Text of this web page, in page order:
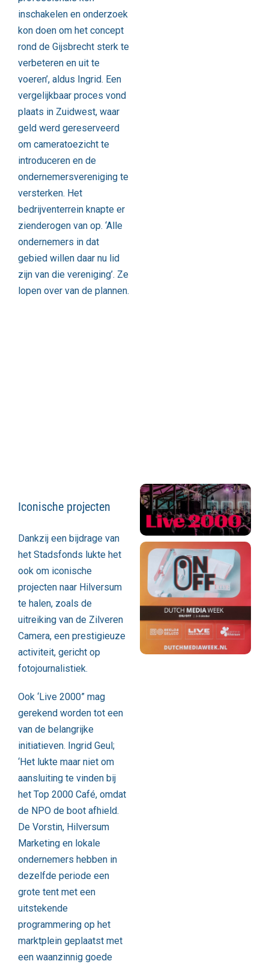
inschakelen en onderzoek
kon doen om het concept
rond de Gijsbrecht sterk te
verbeteren en uit te
voeren’, aldus Ingrid. Een
vergelijkbaar proces vond
plaats in Zuidwest, waar
geld werd gereserveerd
om cameratoezicht te
introduceren en de
ondernemersvereniging te
versterken. Het
bedrijventerrein knapte er
zienderogen van op. ‘Alle
ondernemers in dat
gebied willen daar nu lid
zijn van die vereniging’. Ze
lopen over van de plannen.
Iconische projecten
Dankzij een bijdrage van
het Stadsfonds lukte het
ook om iconische
projecten naar Hilversum
te halen, zoals de
uitreiking van de Zilveren
Camera, een prestigieuze
activiteit, gericht op
fotojournalistiek.
Ook ‘Live 2000” mag
gerekend worden tot een
van de belangrijke
initiatieven. Ingrid Geul;
‘Het lukte maar niet om
aansluiting te vinden bij
het Top 2000 Café, omdat
de NPO de boot afhield.
De Vorstin, Hilversum
Marketing en lokale
ondernemers hebben in
dezelfde periode een
grote tent met een
uitstekende
programmering op het
marktplein geplaatst met
een waanzinnig goede